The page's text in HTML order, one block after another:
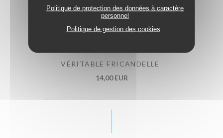
Politique de protection des données à caractère
personnel
Politique de gestion des cookies
Carbonade flamande - Welsh campagne - Potjevlesch
19,00 EUR
VÉRITABLE FRICANDELLE
14,00 EUR